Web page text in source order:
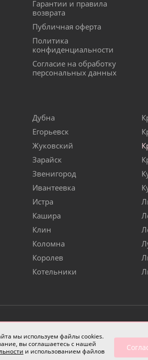
Гарантии и правила
возврата
Публичная оферта
Политика
конфиденциальности
Согласие на обработку
персональных данных
Дубна
Егорьевск
Жуковский
Зарайск
Звенигород
Ивантеевка
Истра
Кашира
Клин
Коломна
Королев
Котельники
Александровна ИНН
мы используем файлы cookies.
вы соглашаетесь с нашей
и использованием файлов